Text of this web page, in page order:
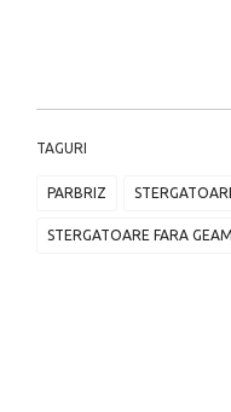
TAGURI
PARBRIZ
STERGATOARE FARA GEAM